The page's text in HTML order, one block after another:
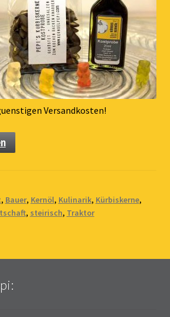
Versandkosten!
, Bauer, Kernöl, Kulinarik, Kürbiskerne,
, steirisch, Traktor